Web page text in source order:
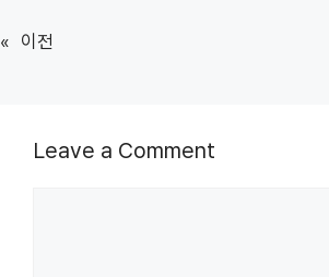
« 이전
Leave a Comment